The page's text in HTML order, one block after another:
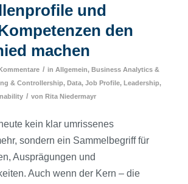
und
den
machen
/ in Allgemein, Business Analytics &
& Controllership, Data, Job Profile, Leadership,
/ von Rita Niedermayr
kein klar umrissenes
sondern ein Sammelbegriff für
Ausprägungen und
Auch wenn der Kern – die